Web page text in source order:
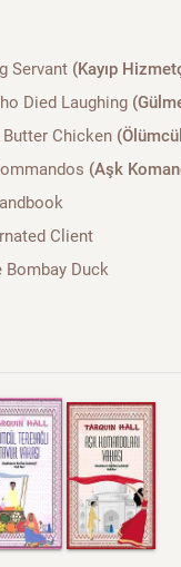
Servant (Kayıp
Died Laughing
Chicken
(Aşk
Client
Bombay Duck